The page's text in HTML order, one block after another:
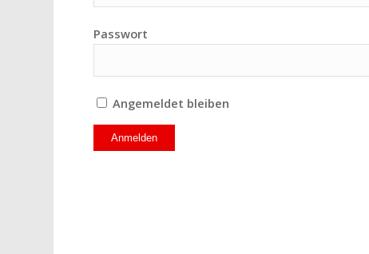
Passwort
Angemeldet bleiben